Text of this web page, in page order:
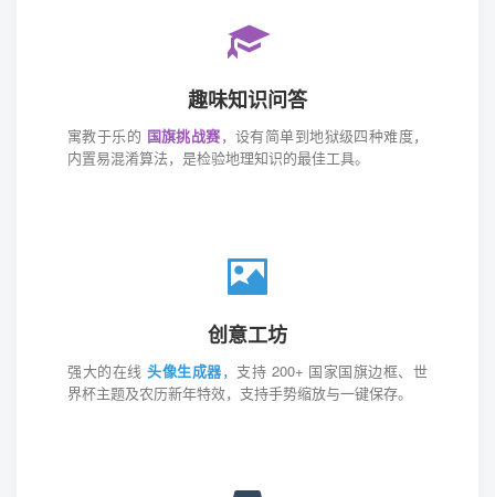
趣味知识问答
寓教于乐的 国旗挑战赛，设有简单到地狱级四种难度，
内置易混淆算法，是检验地理知识的最佳工具。
创意工坊
强大的在线头像生成器，支持 200+ 国家国旗边框、世
界杯主题及农历新年特效，支持手势缩放与一键保存。